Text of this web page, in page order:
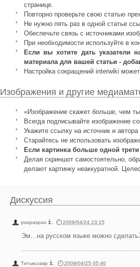
странице.
Повторно проверьте свою статью
Не нужно пять раз в одной статье
Обеспечьте связь с источниками
При необходимости используйте в
Если вы хотите дать указатели
материала для вашей статьи -
Настройка сокращений interwiki
Изображения и другие
«Изображение скажет больше, чем
Всегда подписывайте изображение
Укажите ссылку на источник и
Старайтесь не использовать
Если картинка больше одной
Делая скриншот самостоятельно,
делают картинку неаккуратной.
Дискуссия
paspaspas , 2009/04/24 23:15
Эм…на русском языке можно
Титькозавр , 2009/04/25 05:40